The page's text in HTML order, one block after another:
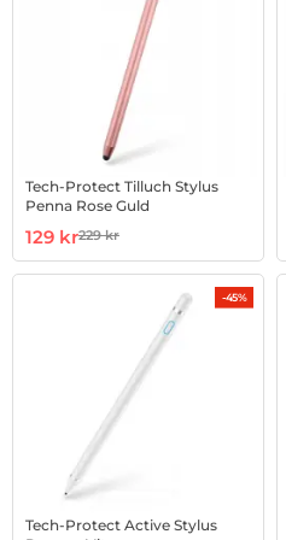
Tech-Protect Tilluch Stylus
Penna Rose Guld
Art. nr 1002836835
rea pris
129 krtidigare pris
229 kr
-45%
Tech-Protect Active Stylus